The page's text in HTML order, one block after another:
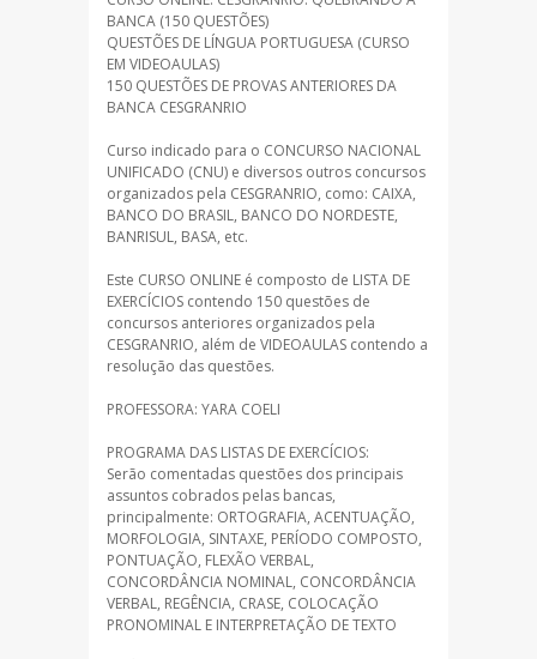
BANCA (150 QUESTÕES)
QUESTÕES DE LÍNGUA PORTUGUESA (CURSO
EM VIDEOAULAS)
150 QUESTÕES DE PROVAS ANTERIORES DA
BANCA CESGRANRIO
Curso indicado para o CONCURSO NACIONAL
UNIFICADO (CNU) e diversos outros concursos
organizados pela CESGRANRIO, como: CAIXA,
BANCO DO BRASIL, BANCO DO NORDESTE,
BANRISUL, BASA, etc.
Este CURSO ONLINE é composto de LISTA DE
EXERCÍCIOS contendo 150 questões de
concursos anteriores organizados pela
CESGRANRIO, além de VIDEOAULAS contendo a
resolução das questões.
PROFESSORA: YARA COELI
PROGRAMA DAS LISTAS DE EXERCÍCIOS:
Serão comentadas questões dos principais
assuntos cobrados pelas bancas,
principalmente: ORTOGRAFIA, ACENTUAÇÃO,
MORFOLOGIA, SINTAXE, PERÍODO COMPOSTO,
PONTUAÇÃO, FLEXÃO VERBAL,
CONCORDÂNCIA NOMINAL, CONCORDÂNCIA
VERBAL, REGÊNCIA, CRASE, COLOCAÇÃO
PRONOMINAL E INTERPRETAÇÃO DE TEXTO